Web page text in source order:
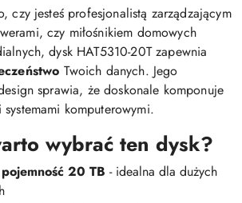
czy jesteś profesjonalistą zarządzającym
czy miłośnikiem domowych
dysk HAT5310-20T zapewnia
Twoich danych. Jego
sprawia, że doskonale komponuje
komputerowymi.
wybrać ten dysk?
20 TB - idealna dla dużych